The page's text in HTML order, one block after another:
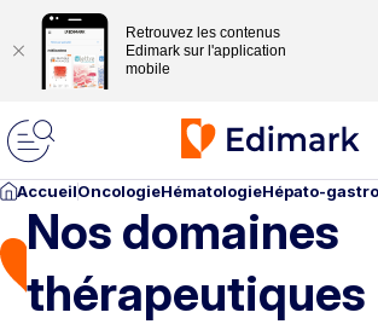
Retrouvez les contenus
Edimark sur l'application
mobile
AccueilOncologieHématologieHépato-
Nos domaines
thérapeutiques